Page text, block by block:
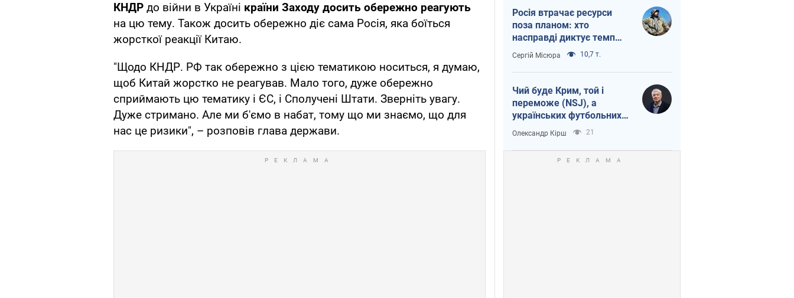
КНДР до війни в Україні країни Заходу досить обережно реагують
на цю тему. Також досить обережно діє сама Росія, яка боїться
жорсткої реакції Китаю.
"Щодо КНДР. РФ так обережно з цією тематикою носиться, я думаю,
щоб Китай жорстко не реагував. Мало того, дуже обережно
сприймають цю тематику і ЄС, і Сполучені Штати. Зверніть увагу.
Дуже стримано. Але ми б'ємо в набат, тому що ми знаємо, що для
нас це ризики", – розповів глава держави.
Росія втрачає ресурси
поза планом: хто
насправді диктує темп
війни
Сергій Місюра 10,7 т.
Чий буде Крим, той і
переможе (NSJ), а
українських футбольних
чиновників можуть
назвати вбивцями
Олександр Кірш 21